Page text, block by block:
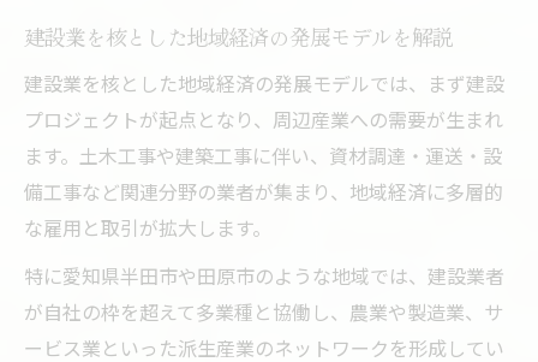
地域課題に対応する建設業の革新事例を紹
建設業の進化が地域社会にもたらす変化と
は
建設事業者同士の連携強化とその効果
建設の観点から見る愛知県の産業バランスとは
建設が愛知県の産業バランスに果たす役割
田原市・半田市を中心とした産業構成の特
徴
建設業を核とした地域経済の発展モデルを解説
建設業を核とした地域経済の発展モデルでは、まず建設
プロジェクトが起点となり、周辺産業への需要が生まれ
ます。土木工事や建築工事に伴い、資材調達・運送・設
備工事など関連分野の業者が集まり、地域経済に多層的
な雇用と取引が拡大します。
特に愛知県半田市や田原市のような地域では、建設業者
が自社の枠を超えて多業種と協働し、農業や製造業、サ
ービス業といった派生産業のネットワークを形成してい